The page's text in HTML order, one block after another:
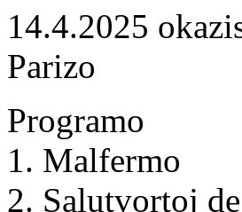
14.4.2025
Parizo
Programo
1. Malfermo
2. Salutvortoj